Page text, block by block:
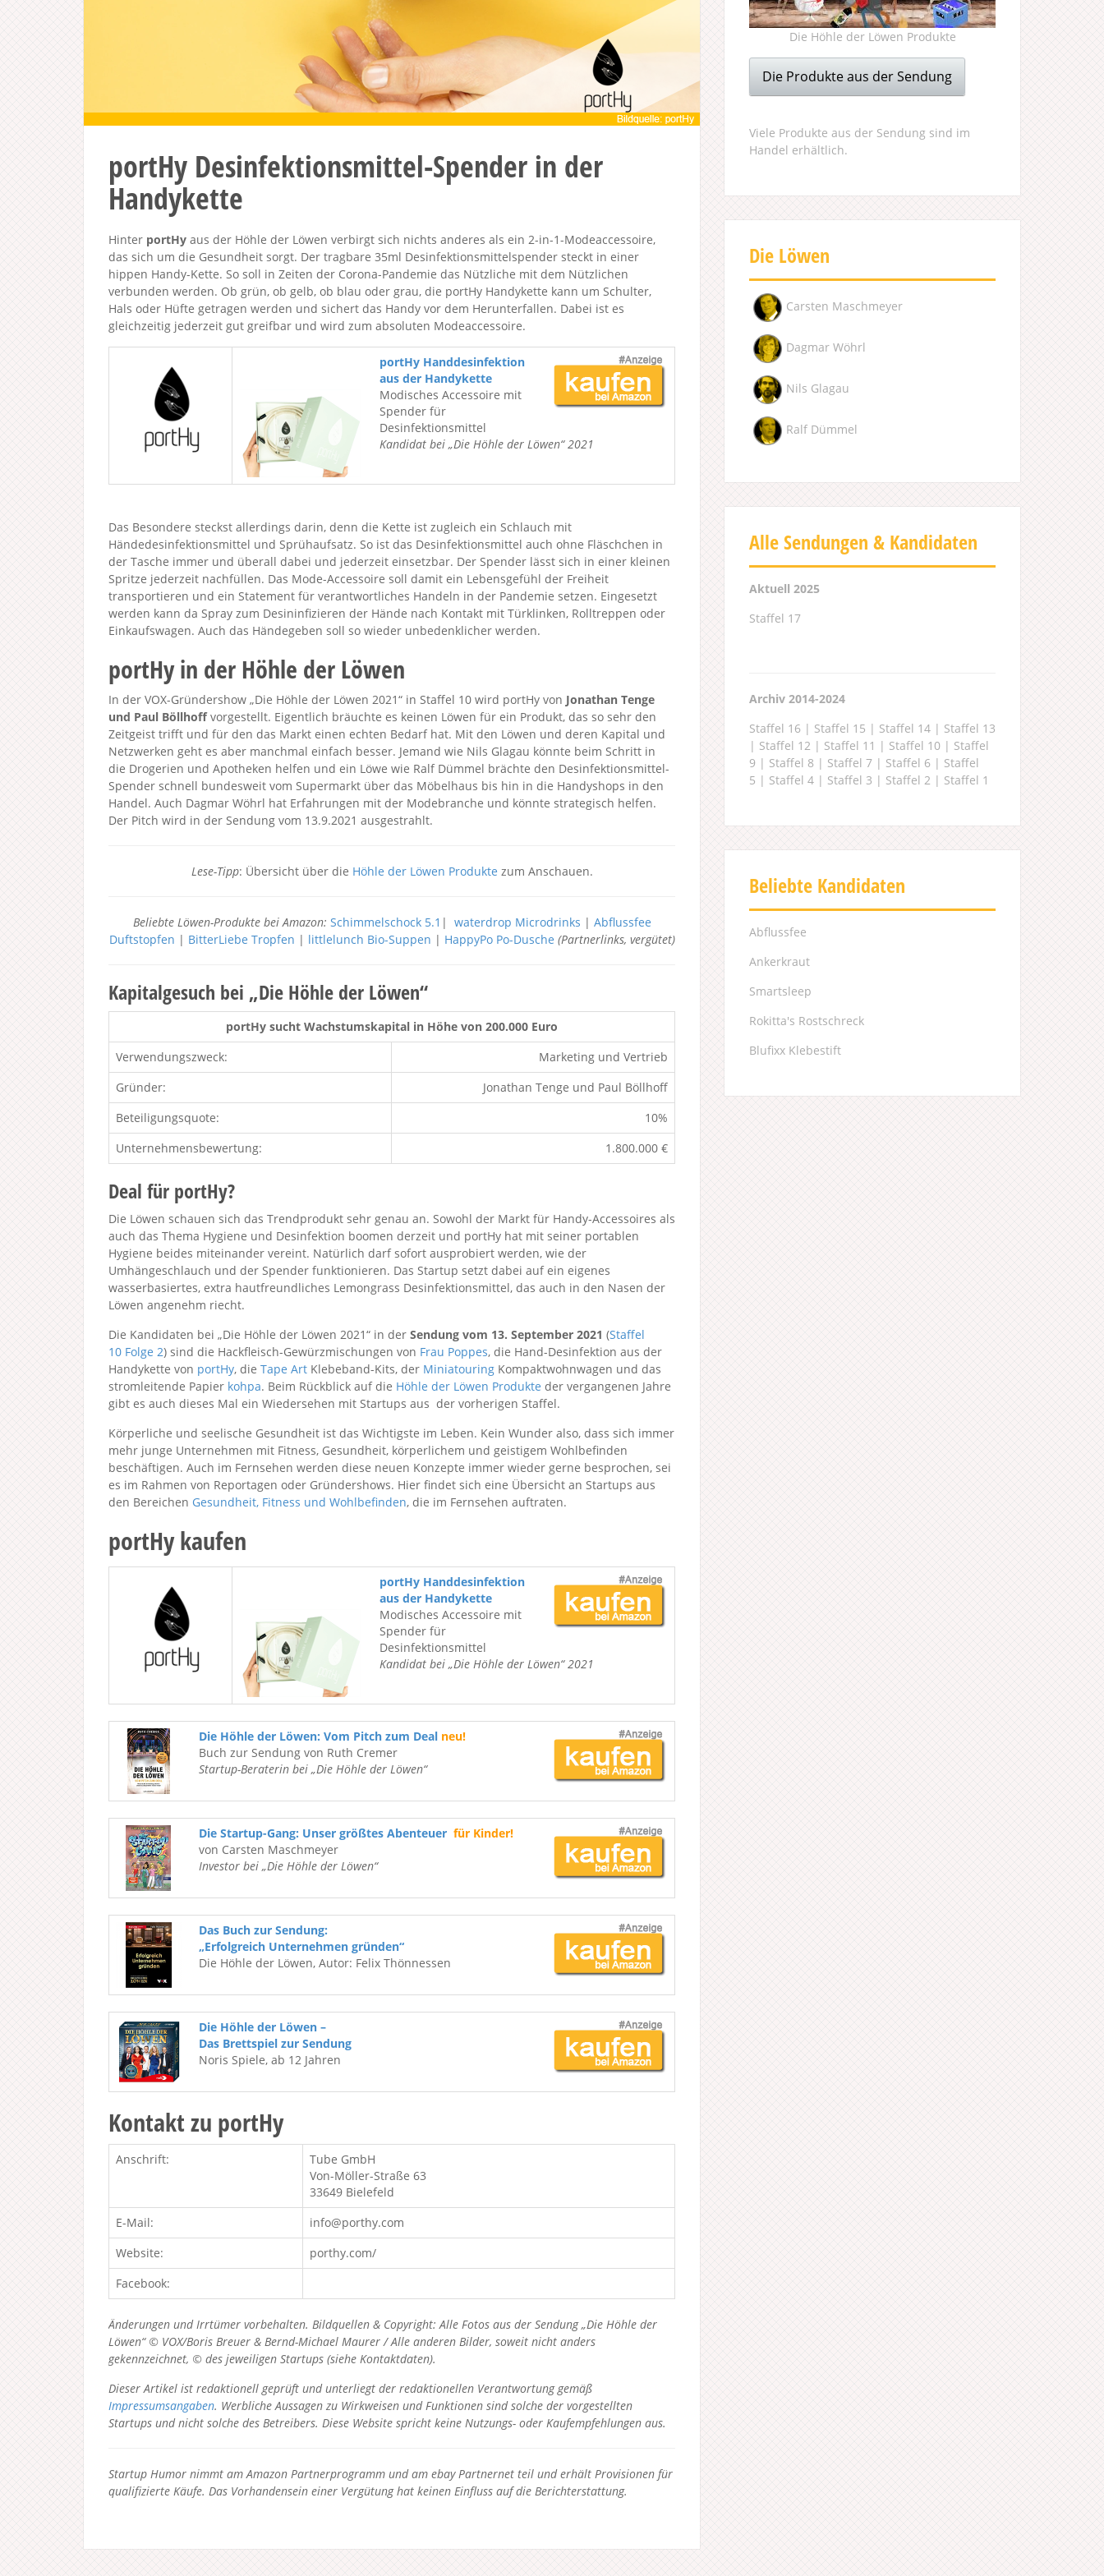
portHy Desinfektionsmittel-Spender in der
Handykette
Hinter portHy aus der Höhle der Löwen verbirgt sich nichts anderes als ein 2-in-1-Modeaccessoire,
das sich um die Gesundheit sorgt. Der tragbare 35ml Desinfektionsmittelspender steckt in einer
hippen Handy-Kette. So soll in Zeiten der Corona-Pandemie das Nützliche mit dem Nützlichen
verbunden werden. Ob grün, ob gelb, ob blau oder grau, die portHy Handykette kann um Schulter,
Hals oder Hüfte getragen werden und sichert das Handy vor dem Herunterfallen. Dabei ist es
gleichzeitig jederzeit gut greifbar und wird zum absoluten Modeaccessoire.
portHy Handdesinfektion
aus der Handykette
Modisches Accessoire mit
Spender für
Desinfektionsmittel
Kandidat bei „Die Höhle der Löwen“ 2021
Das Besondere steckst allerdings darin, denn die Kette ist zugleich ein Schlauch mit
Händedesinfektionsmittel und Sprühaufsatz. So ist das Desinfektionsmittel auch ohne Fläschchen in
der Tasche immer und überall dabei und jederzeit einsetzbar. Der Spender lässt sich in einer kleinen
Spritze jederzeit nachfüllen. Das Mode-Accessoire soll damit ein Lebensgefühl der Freiheit
transportieren und ein Statement für verantwortliches Handeln in der Pandemie setzen. Eingesetzt
werden kann da Spray zum Desininfizieren der Hände nach Kontakt mit Türklinken, Rolltreppen oder
Einkaufswagen. Auch das Händegeben soll so wieder unbedenklicher werden.
portHy in der Höhle der Löwen
In der VOX-Gründershow „Die Höhle der Löwen 2021“ in Staffel 10 wird portHy von Jonathan Tenge
und Paul Böllhoffvorgestellt. Eigentlich bräuchte es keinen Löwen für ein Produkt, das so sehr den
Zeitgeist trifft und für den das Markt einen echten Bedarf hat. Mit den Löwen und deren Kapital und
Netzwerken geht es aber manchmal einfach besser. Jemand wie Nils Glagau könnte beim Schritt in
die Drogerien und Apotheken helfen und ein Löwe wie Ralf Dümmel brächte den Desinfektionsmittel-
Spender schnell bundesweit vom Supermarkt über das Möbelhaus bis hin in die Handyshops in den
Handel. Auch Dagmar Wöhrl hat Erfahrungen mit der Modebranche und könnte strategisch helfen.
Der Pitch wird in der Sendung vom 13.9.2021 ausgestrahlt.
Lese-Tipp: Übersicht über die Höhle der Löwen Produkte zum Anschauen.
Beliebte Löwen-Produkte bei Amazon: Schimmelschock 5.1 | waterdrop Microdrinks | Abflussfee
Duftstopfen | BitterLiebe Tropfen | littlelunch Bio-Suppen | HappyPo Po-Dusche (Partnerlinks, vergütet)
Kapitalgesuch bei „Die Höhle der Löwen“
portHy sucht Wachstumskapital in Höhe von 200.000 Euro
Verwendungszweck:
Marketing und Vertrieb
Gründer:
Jonathan Tenge und Paul Böllhoff
Beteiligungsquote:
10%
Unternehmensbewertung:
1.800.000 €
Deal für portHy?
Die Löwen schauen sich das Trendprodukt sehr genau an. Sowohl der Markt für Handy-Accessoires als
auch das Thema Hygiene und Desinfektion boomen derzeit und portHy hat mit seiner portablen
Hygiene beides miteinander vereint. Natürlich darf sofort ausprobiert werden, wie der
Umhängeschlauch und der Spender funktionieren. Das Startup setzt dabei auf ein eigenes
wasserbasiertes, extra hautfreundliches Lemongrass Desinfektionsmittel, das auch in den Nasen der
Löwen angenehm riecht.
Die Kandidaten bei „Die Höhle der Löwen 2021“ in der Sendung vom 13. September 2021 (Staffel
10 Folge 2) sind die Hackfleisch-Gewürzmischungen von Frau Poppes, die Hand-Desinfektion aus der
Handykette von portHy, die Tape Art Klebeband-Kits, der Miniatouring Kompaktwohnwagen und das
stromleitende Papier kohpa. Beim Rückblick auf die Höhle der Löwen Produkte der vergangenen Jahre
gibt es auch dieses Mal ein Wiedersehen mit Startups aus der vorherigen Staffel.
Körperliche und seelische Gesundheit ist das Wichtigste im Leben. Kein Wunder also, dass sich immer
mehr junge Unternehmen mit Fitness, Gesundheit, körperlichem und geistigem Wohlbefinden
beschäftigen. Auch im Fernsehen werden diese neuen Konzepte immer wieder gerne besprochen, sei
es im Rahmen von Reportagen oder Gründershows. Hier findet sich eine Übersicht an Startups aus
den Bereichen Gesundheit, Fitness und Wohlbefinden, die im Fernsehen auftraten.
portHy kaufen
portHy Handdesinfektion
aus der Handykette
Modisches Accessoire mit
Spender für
Desinfektionsmittel
Kandidat bei „Die Höhle der Löwen“ 2021
Die Höhle der Löwen: Vom Pitch zum Deal neu!
Buch zur Sendung von Ruth Cremer
Startup-Beraterin bei „Die Höhle der Löwen“
Die Startup-Gang: Unser größtes Abenteuer für Kinder!
von Carsten Maschmeyer
Investor bei „Die Höhle der Löwen“
Das Buch zur Sendung:
„Erfolgreich Unternehmen gründen“
Die Höhle der Löwen, Autor: Felix Thönnessen
Die Höhle der Löwen –
Das Brettspiel zur Sendung
Noris Spiele, ab 12 Jahren
Kontakt zu portHy
Anschrift:
Tube GmbH
Von-Möller-Straße 63
33649 Bielefeld
E-Mail:
info@porthy.com
Website:
porthy.com/
Facebook:
Änderungen und Irrtümer vorbehalten. Bildquellen & Copyright: Alle Fotos aus der Sendung „Die Höhle der
Löwen“ © VOX/Boris Breuer & Bernd-Michael Maurer / Alle anderen Bilder, soweit nicht anders
gekennzeichnet, © des jeweiligen Startups (siehe Kontaktdaten).
Dieser Artikel ist redaktionell geprüft und unterliegt der redaktionellen Verantwortung gemäß
Impressumsangaben. Werbliche Aussagen zu Wirkweisen und Funktionen sind solche der vorgestellten
Startups und nicht solche des Betreibers. Diese Website spricht keine Nutzungs- oder Kaufempfehlungen aus.
Startup Humor nimmt am Amazon Partnerprogramm und am ebay Partnernet teil und erhält Provisionen für
qualifizierte Käufe. Das Vorhandensein einer Vergütung hat keinen Einfluss auf die Berichterstattung.
Die Höhle der Löwen Produkte
Die Produkte aus der Sendung
Viele Produkte aus der Sendung sind im
Handel erhältlich.
Die Löwen
Carsten Maschmeyer
Dagmar Wöhrl
Nils Glagau
Ralf Dümmel
Alle Sendungen & Kandidaten
Aktuell 2025
Staffel 17
Archiv 2014-2024
Staffel 16 | Staffel 15 | Staffel 14 | Staffel 13
| Staffel 12 | Staffel 11 | Staffel 10 | Staffel
9 | Staffel 8 | Staffel 7 | Staffel 6 | Staffel
5 | Staffel 4 | Staffel 3 | Staffel 2 | Staffel 1
Beliebte Kandidaten
Abflussfee
Ankerkraut
Smartsleep
Rokitta's Rostschreck
Blufixx Klebestift